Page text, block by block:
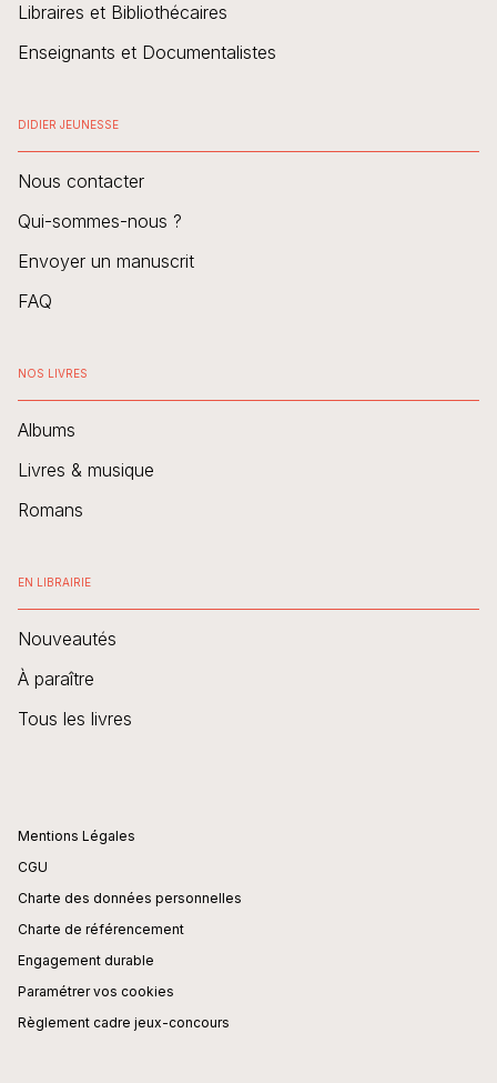
Libraires et Bibliothécaires
Enseignants et Documentalistes
DIDIER JEUNESSE
Nous contacter
Qui-sommes-nous ?
Envoyer un manuscrit
FAQ
NOS LIVRES
Albums
Livres & musique
Romans
EN LIBRAIRIE
Nouveautés
À paraître
Tous les livres
Mentions Légales
CGU
Charte des données personnelles
Charte de référencement
Engagement durable
Paramétrer vos cookies
Règlement cadre jeux-concours